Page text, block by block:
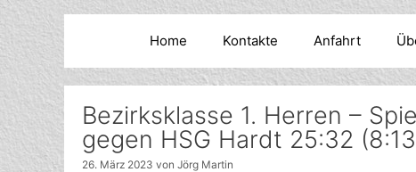
Home Kontakte Anfahrt
Bezirksklasse 1. Herren –
gegen HSG Hardt 25:32
26. März 2023 von Jörg Martin